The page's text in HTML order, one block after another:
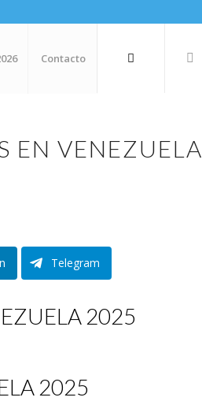
Contacto
EN VENEZUELA
Telegram
2025